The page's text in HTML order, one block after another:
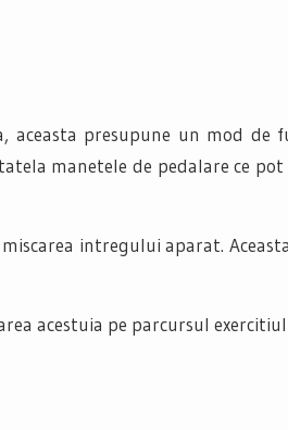
aceasta presupune un mod de
manetele de pedalare ce pot
intregului aparat.
acestuia pe parcursul